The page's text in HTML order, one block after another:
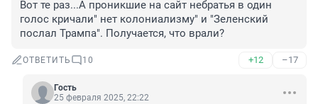
Вот те раз...А проникшие на сайт небратья в один
голос кричали" нет колониализму" и "Зеленский
послал Трампа". Получается, что врали?
ОТВЕТИТЬ 10 +12 –17
Гость
25 февраля 2025, 22:22